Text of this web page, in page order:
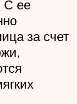
С ее
за счет